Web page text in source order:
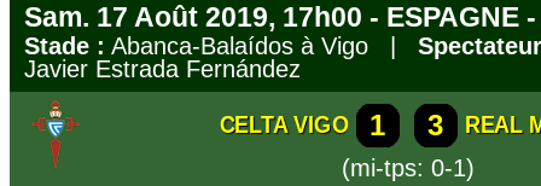
Sam. 17 Août 2019, 17h00 - ESPAGNE
Stade : Abanca-Balaídos à Vigo |
Javier Estrada Fernández
CELTA VIGO 1 3
REAL
(mi-tps: 0-1)